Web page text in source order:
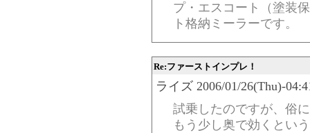
プ・エスコート（塗装
ト格納ミーラーです。
Re:ファーストインプレ！
ライズ 2006/01/26(Thu)-
試乗したのですが、俗
もう少し奥で効くとい